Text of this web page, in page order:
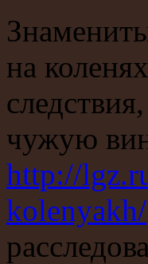
на
чужую
http://
kolenyakh/